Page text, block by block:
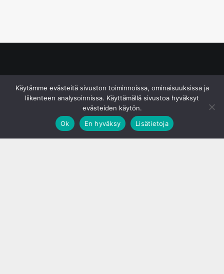
Käytämme evästeitä sivuston toiminnoissa, ominaisuuksissa ja
liikenteen analysoinnissa. Käyttämällä sivustoa hyväksyt
evästeiden käytön.
Ok
En hyväksy Lisätietoja